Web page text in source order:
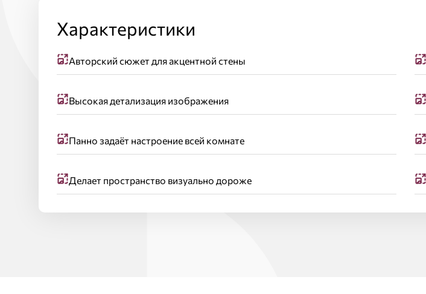
Характеристики
Авторский сюжет для акцентной стены
Высокая детализация изображения
Панно задаёт настроение всей комнате
Делает пространство визуально дороже